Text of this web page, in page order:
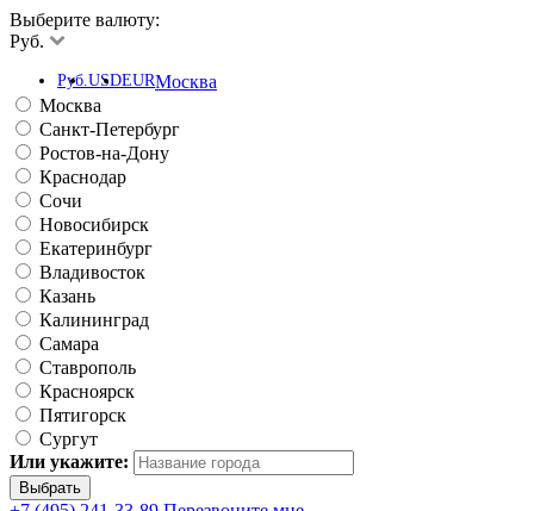
Выберите валюту:
Руб.
Руб.USDEURМосква
Москва
Санкт-Петербург
Ростов-на-Дону
Краснодар
Сочи
Новосибирск
Екатеринбург
Владивосток
Казань
Калининград
Самара
Ставрополь
Красноярск
Пятигорск
Сургут
Или укажите: